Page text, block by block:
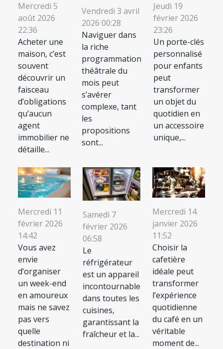
Mercredi 5
août 2026
22:36
Acheter une
maison, c’est
souvent
découvrir un
faisceau
d’obligations
qu’aucun
agent
immobilier ne
détaille...
Vendredi 3 avril
2026 00:28
Naviguer dans
la riche
programmation
théâtrale du
mois peut
s’avérer
complexe, tant
les
propositions
sont...
Jeudi 19
février 2026
23:26
Un porte-clés
personnalisé
pour enfants
peut
transformer
un objet du
quotidien en
un accessoire
unique,...
Mercredi 11
février 2026
14:42
Vous avez
envie
d’organiser
un week-end
en amoureux
mais ne savez
pas vers
quelle
destination ni
Samedi 7
février 2026
06:58
Le
réfrigérateur
est un appareil
incontournable
dans toutes les
cuisines,
garantissant la
fraîcheur et la...
Mercredi 14
janvier 2026
11:52
Choisir la
cafetière
idéale peut
transformer
l’expérience
quotidienne
du café en un
véritable
moment de...